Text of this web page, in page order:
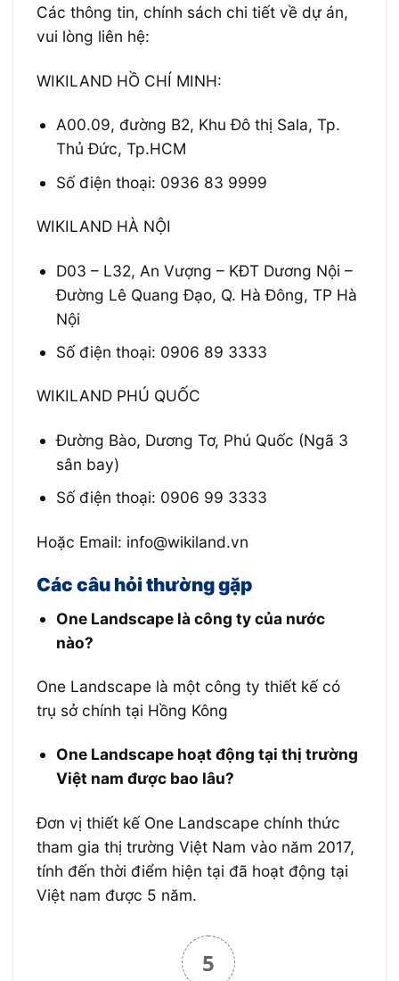
Các thông tin, chính sách chi tiết về dự án,
vui lòng liên hệ:
WIKILAND HỒ CHÍ MINH:
A00.09, đường B2, Khu Đô thị Sala, Tp.
Thủ Đức, Tp.HCM
Số điện thoại: 0936 83 9999
WIKILAND HÀ NỘI
D03 – L32, An Vượng – KĐT Dương Nội –
Đường Lê Quang Đạo, Q. Hà Đông, TP Hà
Nội
Số điện thoại: 0906 89 3333
WIKILAND PHÚ QUỐC
Đường Bào, Dương Tơ, Phú Quốc (Ngã 3
sân bay)
Số điện thoại: 0906 99 3333
Hoặc Email: info@wikiland.vn
Các câu hỏi thường gặp
One Landscape là công ty của nước
nào?
One Landscape là một công ty thiết kế có
trụ sở chính tại Hồng Kông
One Landscape hoạt động tại thị trường
Việt nam được bao lâu?
Đơn vị thiết kế One Landscape chính thức
tham gia thị trường Việt Nam vào năm 2017,
tính đến thời điểm hiện tại đã hoạt động tại
Việt nam được 5 năm.
5